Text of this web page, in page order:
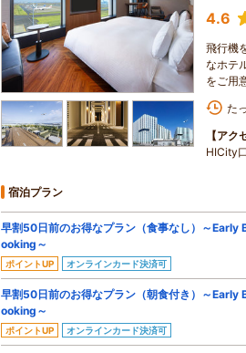
4.6
飛行機
なホテ
をご用
た
【アク
HICity
宿泊プラン
早割50日前のお得なプラン（食事なし）～Early
ooking～
ポイントUP オンラインカード決済可
早割50日前のお得なプラン（朝食付き）～Early
ooking～
ポイントUP オンラインカード決済可